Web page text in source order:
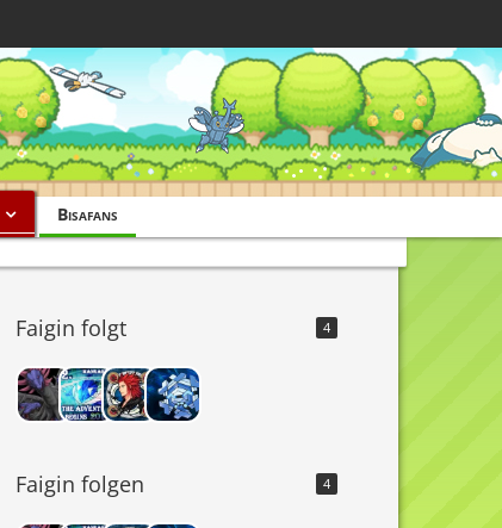
Bisafans
Faigin folgt 4
Faigin folgen 4